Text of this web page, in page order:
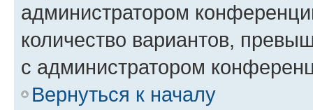
администратором
количество вариантов,
с администратором
Вернуться к началу